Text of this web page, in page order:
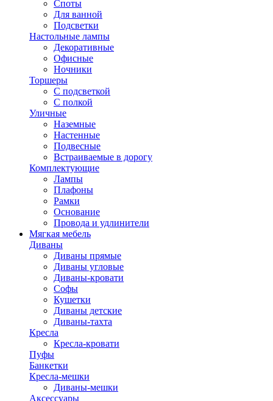
Споты
Для ванной
Подсветки
Настольные лампы
Декоративные
Офисные
Ночники
Торшеры
С подсветкой
С полкой
Уличные
Наземные
Настенные
Подвесные
Встраиваемые в дорогу
Комплектующие
Лампы
Плафоны
Рамки
Основание
Провода и удлинители
Мягкая мебель
Диваны
Диваны прямые
Диваны угловые
Диваны-кровати
Софы
Кушетки
Диваны детские
Диваны-тахта
Кресла
Кресла-кровати
Пуфы
Банкетки
Кресла-мешки
Диваны-мешки
Аксессуары